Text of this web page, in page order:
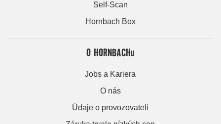
Self-Scan
Hornbach Box
O HORNBACHu
Jobs a Kariera
O nás
Údaje o provozovateli